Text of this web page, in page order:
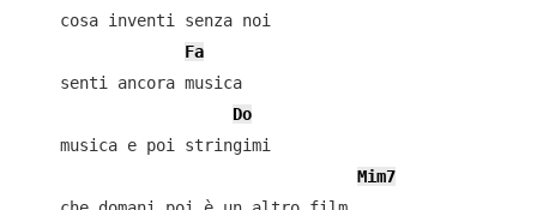
    cosa inventi senza noi
Fa
    senti ancora musica
Do
    musica e poi stringimi
Mim7